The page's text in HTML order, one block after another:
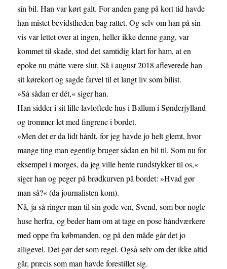
sin bil. Han var kørt galt. For anden gang på kort tid havde
han mistet bevidstheden bag rattet. Og selv om han på sin
vis var lettet over at ingen, heller ikke denne gang, var
kommet til skade, stod det samtidig klart for ham, at en
epoke nu måtte være slut. Så i august 2018 afleverede han
sit kørekort og sagde farvel til et langt liv som bilist.
»Så sådan er dét,« siger han.
Han sidder i sit lille lavloftede hus i Ballum i Sønderjylland
og trommer let med fingrene i bordet.
»Men det er da lidt hårdt, for jeg havde jo helt glemt, hvor
mange ting man egentlig bruger sådan en bil til. Som nu for
eksempel i morges, da jeg ville hente rundstykker til os,«
siger han og peger på brødkurven på bordet: »Hvad gør
man så?« (da journalisten kom).
Nå, ja så ringer man til sin gode ven, Svend, som bor nogle
huse herfra, og beder ham om at tage en pose håndværkere
med oppe fra købmanden, og på den måde går det jo
alligevel. Det gør det som regel. Også selv om det ikke altid
går, præcis som man havde forestillet sig.